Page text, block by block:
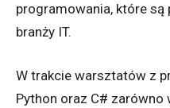
programowania, które są
branży IT.
W trakcie warsztatów z
Python oraz C#